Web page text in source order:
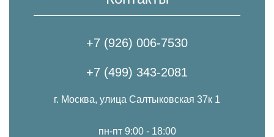
+7 (926) 006-7530
+7 (499) 343-2081
г. Москва, улица Салтыковская 37к 1
пн-пт 9:00 - 18:00